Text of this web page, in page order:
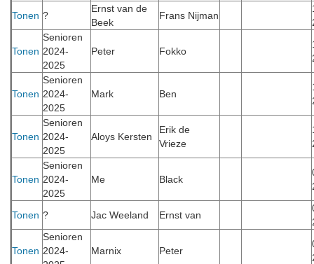
Tonen ?
Ernst van de
Beek
Frans Nijman
Tonen
Senioren
2024-
2025
Peter Fokko
Tonen
Senioren
2024-
2025
Mark Ben
Tonen
Senioren
2024-
2025
Aloys Kersten
Erik de
Vrieze
Tonen
Senioren
2024-
2025
Me Black
Tonen ? Jac Weeland Ernst van
Tonen
Senioren
2024-
Marnix Peter